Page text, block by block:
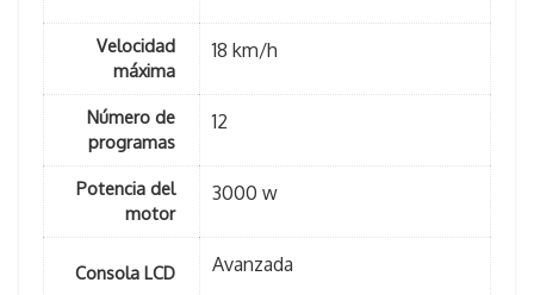
Velocidad
máxima
18 km/h
Número de
programas
12
Potencia del
motor
3000 w
Consola LCD Avanzada